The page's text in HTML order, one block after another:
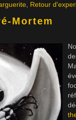
Retour
Mortem